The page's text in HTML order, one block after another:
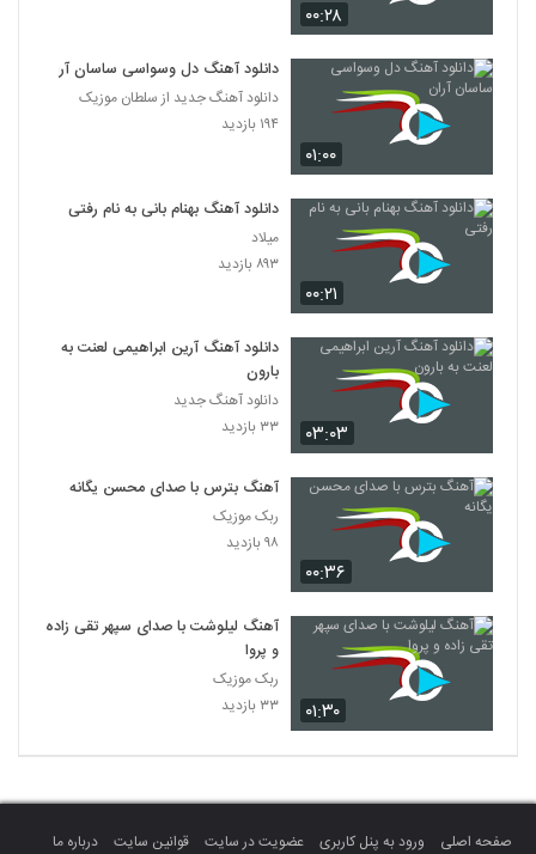
۰۰:۲۸
۰۱:۰۰
دانلود آهنگ دل وسواسی ساسان آران
دانلود آهنگ جدید از سلطان موزیک
۱۹۴ بازدید
۰۰:۲۱
دانلود آهنگ بهنام بانی به نام رفتی
میلاد
۸۹۳ بازدید
۰۳:۰۳
دانلود آهنگ آرین ابراهیمی لعنت به
بارون
دانلود آهنگ جدید
۳۳ بازدید
۰۰:۳۶
آهنگ بترس با صدای محسن یگانه
ربک موزیک
۹۸ بازدید
۰۱:۳۰
آهنگ لیلوشت با صدای سپهر تقی زاده
و پروا
ربک موزیک
۳۳ بازدید
صفحه اصلی ورود به پنل کاربری عضویت در سایت قوانین سایت درباره ما